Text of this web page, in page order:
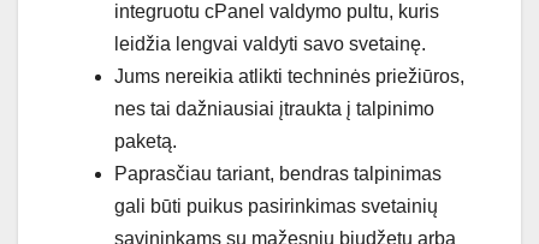
integruotu cPanel valdymo pultu, kuris
leidžia lengvai valdyti savo svetainę.
Jums nereikia atlikti techninės priežiūros,
nes tai dažniausiai įtraukta į talpinimo
paketą.
Paprasčiau tariant, bendras talpinimas
gali būti puikus pasirinkimas svetainių
savininkams su mažesniu biudžetu arba